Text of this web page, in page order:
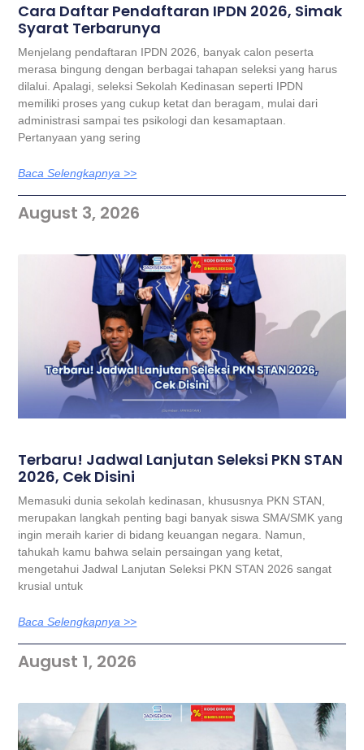
Cara Daftar Pendaftaran IPDN 2026, Simak
Syarat Terbarunya
Menjelang pendaftaran IPDN 2026, banyak calon peserta
merasa bingung dengan berbagai tahapan seleksi yang harus
dilalui. Apalagi, seleksi Sekolah Kedinasan seperti IPDN
memiliki proses yang cukup ketat dan beragam, mulai dari
administrasi sampai tes psikologi dan kesamaptaan.
Pertanyaan yang sering
Baca Selengkapnya >>
August 3, 2026
Terbaru! Jadwal Lanjutan Seleksi PKN STAN
2026, Cek Disini
Memasuki dunia sekolah kedinasan, khususnya PKN STAN,
merupakan langkah penting bagi banyak siswa SMA/SMK yang
ingin meraih karier di bidang keuangan negara. Namun,
tahukah kamu bahwa selain persaingan yang ketat,
mengetahui Jadwal Lanjutan Seleksi PKN STAN 2026 sangat
krusial untuk
Baca Selengkapnya >>
August 1, 2026